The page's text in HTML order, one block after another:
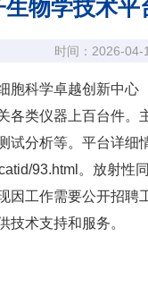
物学技术
时间：2026-04-
胞科学卓越创新中
各类仪器上百台件
试分析等。平台详细
93.html。放射性
因工作需要公开招
技术支持和服务。